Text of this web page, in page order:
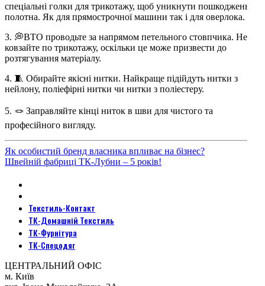
спеціальні голки для трикотажу, щоб уникнути пошкоджень
полотна. Як для прямострочної машини так і для оверлока.
3. 💭ВТО проводьте за напрямом петельного стовпчика. Не
ковзайте по трикотажу, оскільки це може призвести до
розтягування матеріалу.
4. 🧵 Обирайте якісні нитки. Найкраще підійдуть нитки з
нейлону, поліефірні нитки чи нитки з поліестеру.
5. 🪢 Заправляйте кінці ниток в шви для чистого та
професійного вигляду.
Як особистий бренд власника впливає на бізнес?
Швейній фабриці ТК-Лубни – 5 років!
Текстиль-Контакт
ТК-Домашній Текстиль
ТК-Фурнітура
ТК-Спецодяг
ЦЕНТРАЛЬНИЙ ОФІС
м. Київ